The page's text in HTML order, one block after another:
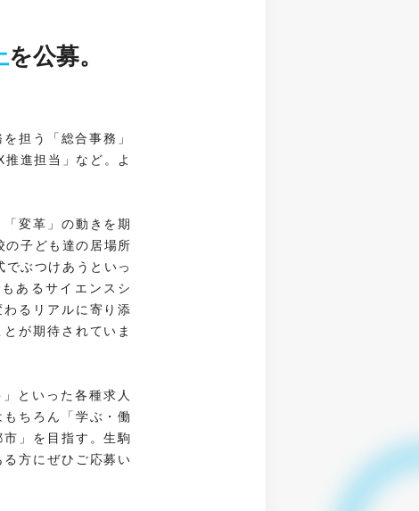
を公募。
担う「総合事務」
進担当」など。よ
変革」の動きを期
子ども達の居場所
ぶつけあうといっ
あるサイエンスシ
るリアルに寄り添
が期待されていま
といった各種求人
ちろん「学ぶ・働
」を目指す。生駒
方にぜひご応募い